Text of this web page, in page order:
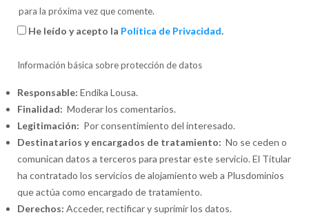
para la próxima vez que comente.
He leído y acepto la Política de Privacidad.
Información básica sobre protección de datos
Responsable: Endika Lousa.
Finalidad: Moderar los comentarios.
Legitimación: Por consentimiento del interesado.
Destinatarios y encargados de tratamiento: No se ceden o
comunican datos a terceros para prestar este servicio. El Titular
ha contratado los servicios de alojamiento web a Plusdominios
que actúa como encargado de tratamiento.
Derechos: Acceder, rectificar y suprimir los datos.